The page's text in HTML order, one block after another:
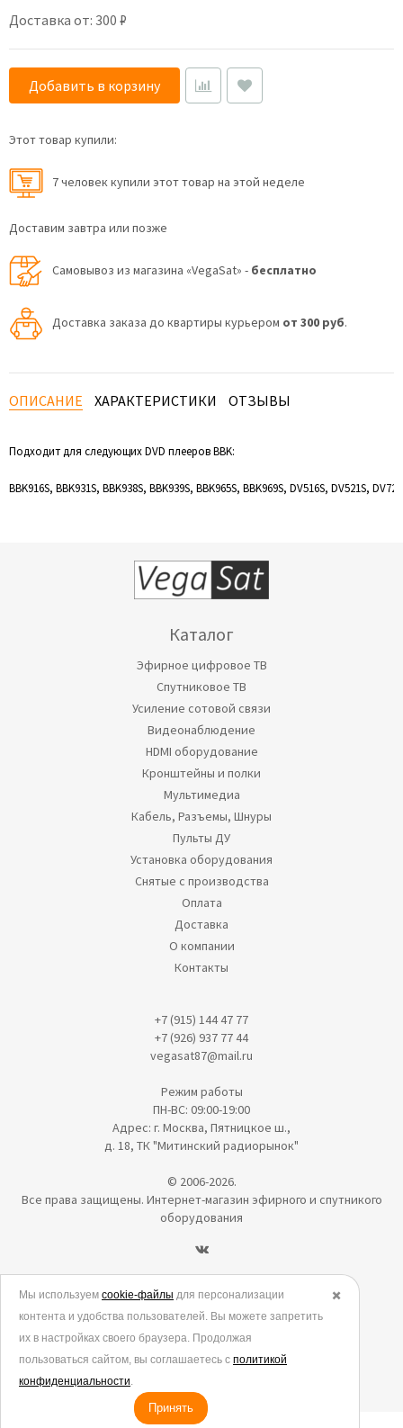
Доставка от: 300 ₽
Добавить в корзину
Этот товар купили:
7 человек купили этот товар на этой неделе
Доставим завтра или позже
Самовывоз из магазина «VegaSat» - бесплатно
Доставка заказа до квартиры курьером от 300 руб.
ОПИСАНИЕ ХАРАКТЕРИСТИКИ ОТЗЫВЫ
Подходит для следующих DVD плееров BBK:
BBK916S, BBK931S, BBK938S, BBK939S, BBK965S, BBK969S, DV516S, DV521S,
Каталог
Эфирное цифровое ТВ
Спутниковое ТВ
Усиление сотовой связи
Видеонаблюдение
HDMI оборудование
Кронштейны и полки
Мультимедиа
Кабель, Разъемы, Шнуры
Пульты ДУ
Установка оборудования
Снятые с производства
Оплата
Доставка
О компании
Контакты
+7 (915) 144 47 77
+7 (926) 937 77 44
vegasat87@mail.ru
Режим работы
ПН-ВС: 09:00-19:00
Адрес: г. Москва, Пятницкое ш.,
д. 18, ТК "Митинский радиорынок"
© 2006-2026.
Все права защищены. Интернет-магазин эфирного и спутникого
оборудования
Политика в отношении обработки персональных данных
Согласие на обработку персональных данных
Согласие на обработку данных метрическими программами
Политика использования cookies
✖️
Мы используем cookie-файлы для персонализации
контента и удобства пользователей. Вы можете запретить
их в настройках своего браузера. Продолжая
пользоваться сайтом, вы соглашаетесь с политикой
конфиденциальности.
Принять